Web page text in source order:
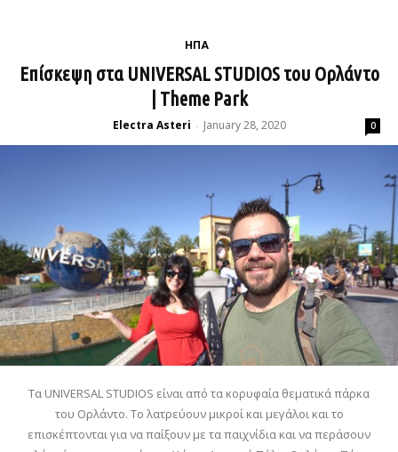
ΗΠΑ
Επίσκεψη στα UNIVERSAL STUDIOS του Ορλάντο
| Theme Park
Electra Asteri - January 28, 2020 0
Τα UNIVERSAL STUDIOS είναι από τα κορυφαία θεματικά πάρκα
του Ορλάντο. Το λατρεύουν μικροί και μεγάλοι και το
επισκέπτονται για να παίξουν με τα παιχνίδια και να περάσουν